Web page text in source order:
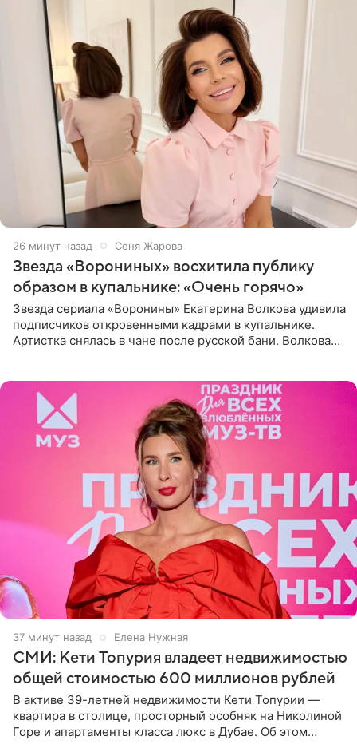
26 минут назад Соня Жарова
Звезда «Ворониных» восхитила публику
образом в купальнике: «Очень горячо»
Звезда сериала «Воронины» Екатерина Волкова удивила
подписчиков откровенными кадрами в купальнике.
Артистка снялась в чане после русской бани. Волкова
37 минут назад Елена Нужная
СМИ: Кети Топурия владеет недвижимостью
общей стоимостью 600 миллионов рублей
В активе 39-летней недвижимости Кети Топурии —
квартира в столице, просторный особняк на Николиной
Горе и апартаменты класса люкс в Дубае. Об этом